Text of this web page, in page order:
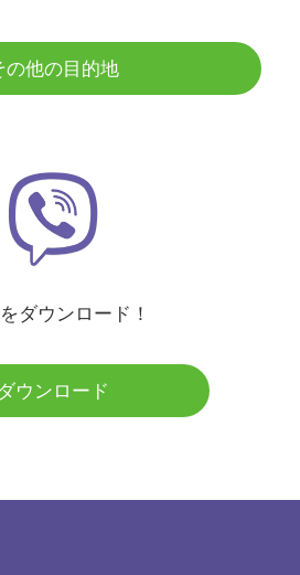
の他の目的地
ダウンロード！
ダウンロード